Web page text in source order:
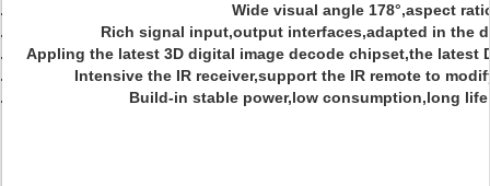
Wide visual angle 178°,aspect
Rich signal input,output interfaces,adapted in the
Appling the latest 3D digital image decode chipset,the latest
Intensive the IR receiver,support the IR remote to
Build-in stable power,low consumption,long life